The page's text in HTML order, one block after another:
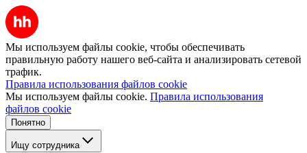
Мы используем файлы cookie, чтобы обеспечивать
правильную работу нашего веб-сайта и анализировать сетевой
трафик.
Правила использования файлов cookie
Мы используем файлы cookie. Правила использования
файлов cookie
Понятно
Ищу сотрудника